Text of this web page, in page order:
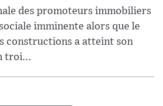
des promoteurs immobiliers
imminente alors que le
constructions a atteint son
troi...